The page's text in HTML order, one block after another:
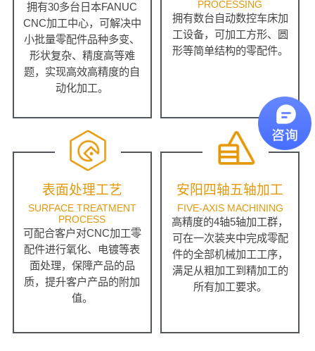
拥有30多台日本FANUC
CNC加工中心，可解决中
小批量零配件品种多变、
形状复杂、精度高等难
题，实现高效高精度的自
动化加工。
PROCESSING
拥有数台自动数控车床加
工设备，可加工方形、圆
形等简单结构的零配件。
表面处理工艺
SURFACE TREATMENT
PROCESS
可配合客户对CNC加工零
配件进行氧化、电镀等表
面处理，保障产品的品
质，提升客户产品的附加
值。
安阳四轴五轴加工
FIVE-AXIS MACHINING
高精度的4轴5轴加工群，
可在一次装夹中完成零配
件的全部机械加工工序，
满足从粗加工到精加工的
所有加工要求。